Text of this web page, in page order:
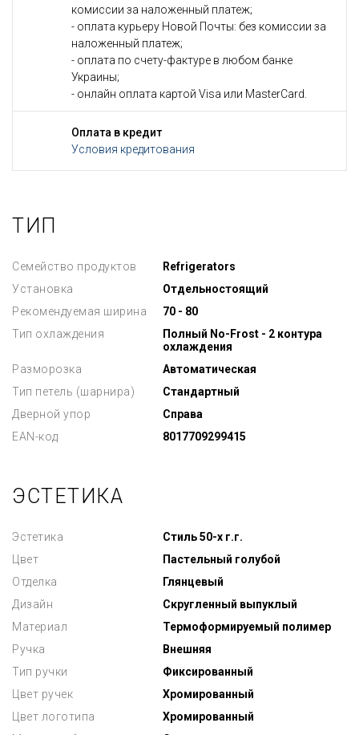
комиссии за наложенный платеж;
- оплата курьеру Новой Почты: без комиссии за
наложенный платеж;
- оплата по счету-фактуре в любом банке
Украины;
- онлайн оплата картой Visa или MasterCard.
Оплата в кредит
Условия кредитования
ТИП
Семейство продуктов
Refrigerators
Установка
Отдельностоящий
Рекомендуемая ширина
70 - 80
Тип охлаждения
Полный No-Frost - 2 контура
охлаждения
Разморозка
Автоматическая
Тип петель (шарнира)
Стандартный
Дверной упор
Справа
EAN-код
8017709299415
ЭСТЕТИКА
Эстетика
Стиль 50-х г.г.
Цвет
Пастельный голубой
Отделка
Глянцевый
Дизайн
Скругленный выпуклый
Материал
Термоформируемый полимер
Ручка
Внешняя
Тип ручки
Фиксированный
Цвет ручек
Хромированный
Цвет логотипа
Хромированный